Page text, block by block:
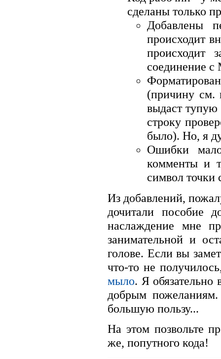
сделаны только
Добавлены
происходит
происходит
соединение
(причину см.
выдаст
строку
было). Но, я
Ошибки
комменты и
символ точки
Из добавлений,
дочитали пособие
наслаждение мне
занимательной и
голове. Если вы
что-то не
мыло. Я обязательно
добрым
большую пользу...
На этом позвольте
же, попутного кода!